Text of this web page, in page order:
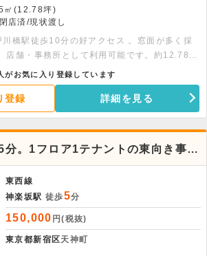
㎡(12.78坪)
店済/現状渡し
橋駅徒歩10分の好アクセス 。窓面が多く採
店舗・事務所として利用可能です。約12.78坪
があり、5人前後のサイズ感で利用しやすいで
さい 。
がお気に入り登録しています
登録 詳細を見る
分。1フロア1テナントの東向き事務
東西線
神楽坂駅 徒歩5分
150,000 円(税抜)
東京都新宿区天神町